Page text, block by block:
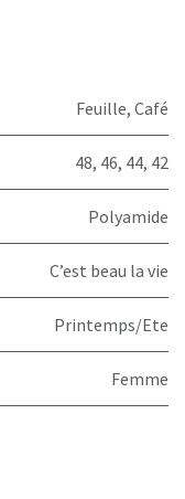
Feuille, Café
48, 46, 44, 42
Polyamide
C’est beau la vie
Printemps/Ete
Femme